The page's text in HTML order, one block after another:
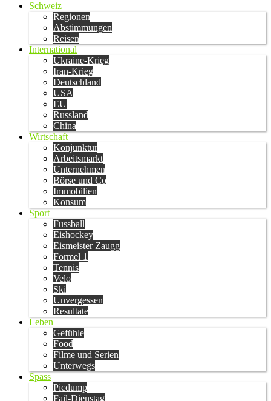
Schweiz
Regionen
Abstimmungen
Reisen
International
Ukraine-Krieg
Iran-Krieg
Deutschland
USA
EU
Russland
China
Wirtschaft
Konjunktur
Arbeitsmarkt
Unternehmen
Börse und Co
Immobilien
Konsum
Sport
Fussball
Eishockey
Eismeister Zaugg
Formel 1
Tennis
Velo
Ski
Unvergessen
Resultate
Leben
Gefühle
Food
Filme und Serien
Unterwegs
Spass
Picdump
Fail-Dienstag